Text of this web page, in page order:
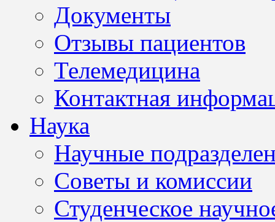
Документы
Отзывы пациентов
Телемедицина
Контактная
Наука
Научные
Советы и комиссии
Студенческое